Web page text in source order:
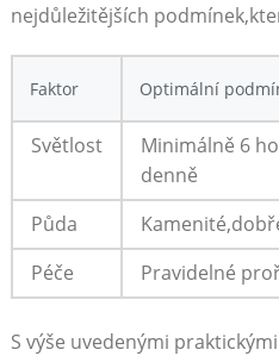
nejdůležitějších
Faktor Optimální⁢
Světlost
Minimálně‌ 6
‌denně
Půda
Péče
Pravidelné
S výše ⁤uvedenými